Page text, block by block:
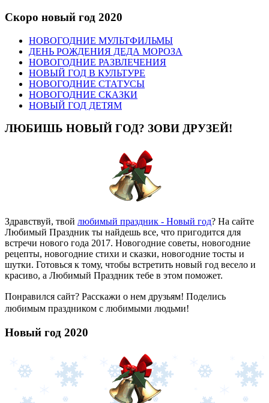
Скоро новый год 2020
НОВОГОДНИЕ МУЛЬТФИЛЬМЫ
ДЕНЬ РОЖДЕНИЯ ДЕДА МОРОЗА
НОВОГОДНИЕ РАЗВЛЕЧЕНИЯ
НОВЫЙ ГОД В КУЛЬТУРЕ
НОВОГОДНИЕ СТАТУСЫ
НОВОГОДНИЕ СКАЗКИ
НОВЫЙ ГОД ДЕТЯМ
ЛЮБИШЬ НОВЫЙ ГОД? ЗОВИ ДРУЗЕЙ!
Здравствуй, твой любимый праздник - Новый год? На сайте
Любимый Праздник ты найдешь все, что пригодится для
встречи нового года 2017. Новогодние советы, новогодние
рецепты, новогодние стихи и сказки, новогодние тосты и
шутки. Готовься к тому, чтобы встретить новый год весело и
красиво, а Любимый Праздник тебе в этом поможет.
Понравился сайт? Расскажи о нем друзьям! Поделись
любимым праздником с любимыми людьми!
Новый год 2020